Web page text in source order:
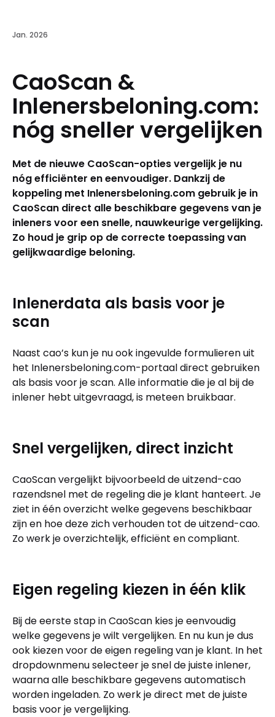
Jan. 2026
CaoScan &
Inlenersbeloning.com:
nóg sneller vergelijken
Met de nieuwe CaoScan-opties vergelijk je nu
nóg efficiënter en eenvoudiger. Dankzij de
koppeling met Inlenersbeloning.com gebruik je in
CaoScan direct alle beschikbare gegevens van je
inleners voor een snelle, nauwkeurige vergelijking.
Zo houd je grip op de correcte toepassing van
gelijkwaardige beloning.
Inlenerdata als basis voor je
scan
Naast cao’s kun je nu ook ingevulde formulieren uit
het Inlenersbeloning.com-portaal direct gebruiken
als basis voor je scan. Alle informatie die je al bij de
inlener hebt uitgevraagd, is meteen bruikbaar.
Snel vergelijken, direct inzicht
CaoScan vergelijkt bijvoorbeeld de uitzend-cao
razendsnel met de regeling die je klant hanteert. Je
ziet in één overzicht welke gegevens beschikbaar
zijn en hoe deze zich verhouden tot de uitzend-cao.
Zo werk je overzichtelijk, efficiënt en compliant.
Eigen regeling kiezen in één klik
Bij de eerste stap in CaoScan kies je eenvoudig
welke gegevens je wilt vergelijken. En nu kun je dus
ook kiezen voor de eigen regeling van je klant. In het
dropdownmenu selecteer je snel de juiste inlener,
waarna alle beschikbare gegevens automatisch
worden ingeladen. Zo werk je direct met de juiste
basis voor je vergelijking.